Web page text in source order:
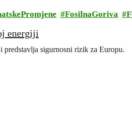
FosilnaGoriva
energiji
sigurnosni rizik za Europu.